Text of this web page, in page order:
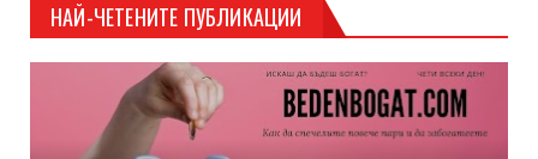
НАЙ-ЧЕТЕНИТЕ ПУБЛИКАЦИИ